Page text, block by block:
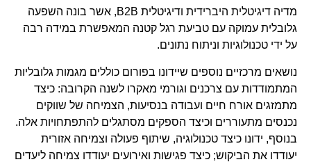
מדיה דיגיטלית היברידית ודיגיטלית B2B, אשר בונה השפעה
גלובלית עמוקה עם טביעת רגל קטנה המאפשרת במידה רבה
על ידי טכנולוגיות וניתוח נתונים.
נושאים מרכזיים נוספים שיידונו בפורום כוללים מגמות גלובליות
המתמודדות עם צרכנים וגורמי מאקרו לשנה הקרובה: כיצד
מתמזגים אורח חיים ועבודה בנסיעות, הצמיחה של שווקים
נכנסים מתעוררים וכיצד הספקים מסתגלים להתפתחויות אלה.
בנוסף, ידונו כיצד טכנולוגיה, שיתוף פעולה וצמיחה אזורית
יעודדו את הביקוש; כיצד פגישות ואירועים יעודדו צמיחה ליעדים